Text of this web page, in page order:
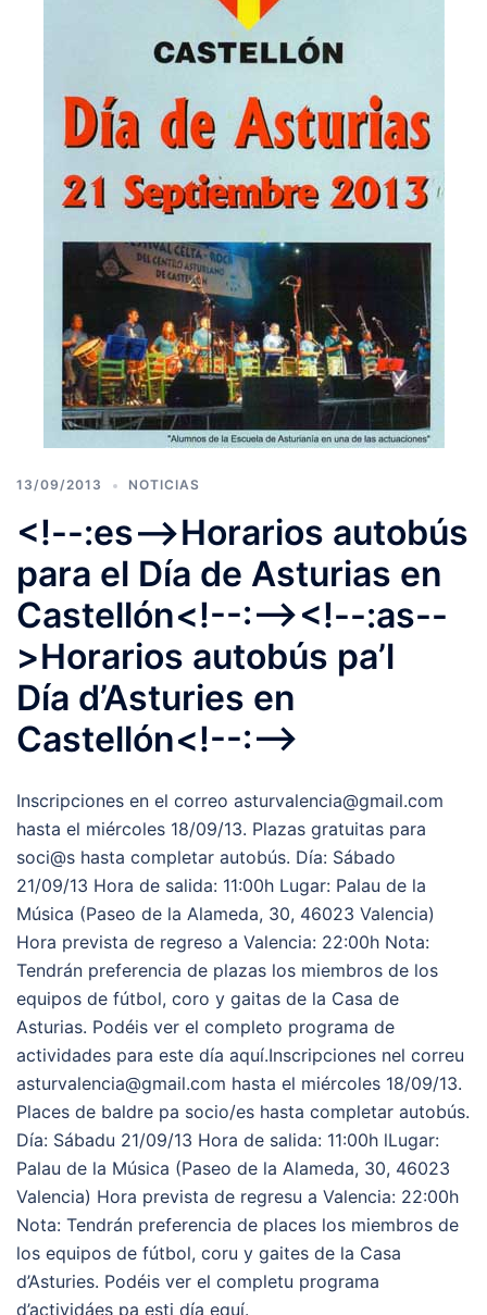
13/09/2013 NOTICIAS
<!--:es-->Horarios autobús
para el Día de Asturias en
Castellón<!--:--><!--:as--
>Horarios autobús pa’l
Día d’Asturies en
Castellón<!--:-->
Inscripciones en el correo asturvalencia@gmail.com
hasta el miércoles 18/09/13. Plazas gratuitas para
soci@s hasta completar autobús. Día: Sábado
21/09/13 Hora de salida: 11:00h Lugar: Palau de la
Música (Paseo de la Alameda, 30, 46023 Valencia)
Hora prevista de regreso a Valencia: 22:00h Nota:
Tendrán preferencia de plazas los miembros de los
equipos de fútbol, coro y gaitas de la Casa de
Asturias. Podéis ver el completo programa de
actividades para este día aquí.Inscripciones nel correu
asturvalencia@gmail.com hasta el miércoles 18/09/13.
Places de baldre pa socio/es hasta completar autobús.
Día: Sábadu 21/09/13 Hora de salida: 11:00h lLugar:
Palau de la Música (Paseo de la Alameda, 30, 46023
Valencia) Hora prevista de regresu a Valencia: 22:00h
Nota: Tendrán preferencia de places los miembros de
los equipos de fútbol, coru y gaites de la Casa
d’Asturies. Podéis ver el completu programa
d’actividáes pa esti día equí.